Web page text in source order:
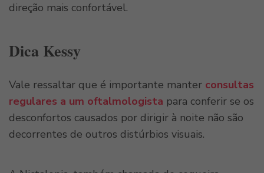
direção mais confortável.
Dica Kessy
Vale ressaltar que é importante manter consultas
regulares a um oftalmologista para conferir se os
desconfortos causados por dirigir à noite não são
decorrentes de outros distúrbios visuais.